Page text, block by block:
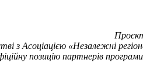
з Асоціацією «Незалежні
позицію партнерів